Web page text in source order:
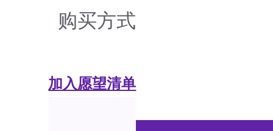
购买方式
加入愿望清单